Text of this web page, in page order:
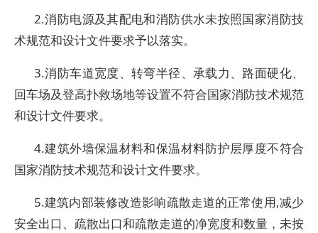
2.消防电源及其配电和消防供水未按照国家消防技
术规范和设计文件要求予以落实。
3.消防车道宽度、转弯半径、承载力、路面硬化、
回车场及登高扑救场地等设置不符合国家消防技术规范
和设计文件要求。
4.建筑外墙保温材料和保温材料防护层厚度不符合
国家消防技术规范和设计文件要求。
5.建筑内部装修改造影响疏散走道的正常使用,减少
安全出口、疏散出口和疏散走道的净宽度和数量，未按